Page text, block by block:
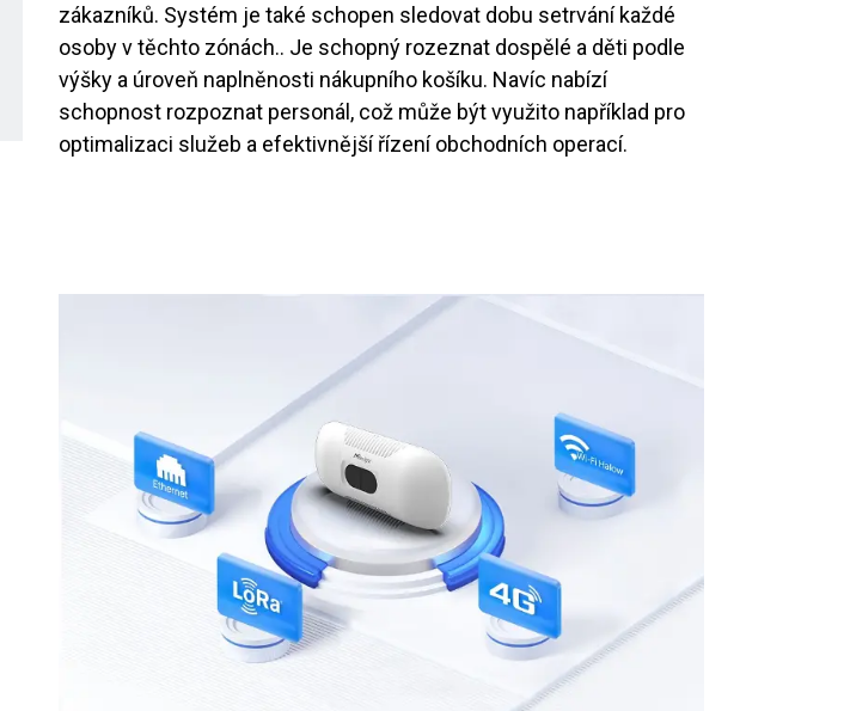
zákazníků. Systém je také schopen sledovat dobu setrvání každé
osoby v těchto zónách.. Je schopný rozeznat dospělé a děti podle
výšky a úroveň naplněnosti nákupního košíku. Navíc nabízí
schopnost rozpoznat personál, což může být využito například pro
optimalizaci služeb a efektivnější řízení obchodních operací.